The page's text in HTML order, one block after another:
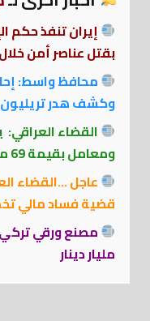
إيران تنفذ حكم
بقتل عناصر أمن
محافظ واسط:
وكشف هدر تريليون
القضاء
ومعامل بقيمة 69 مليار دينار في قضية “الجميلي”
قضية فساد مالي
مليار دينار